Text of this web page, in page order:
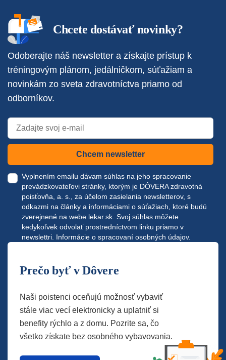
Chcete dostávať novinky?
Odoberajte náš newsletter a získajte prístup k
tréningovým plánom, jedálničkom, súťažiam a
novinkám zo sveta zdravotníctva priamo od
odborníkov.
Chcem newsletter
Vyplnením emailu dávam súhlas na jeho spracovanie
prevádzkovateľovi stránky, ktorým je DÔVERA zdravotná
poisťovňa, a. s., za účelom zasielania newsletterov, s
odkazmi na články a informáciami o súťažiach, ktoré budú
zverejnené na webe lekar.sk . Svoj súhlas môžete
kedykoľvek odvolať prostredníctvom linku priamo v
newslettri. Informácie o spracovaní osobných údajov.
Prečo byť v Dôvere
Naši poistenci oceňujú možnosť vybaviť
stále viac vecí elektronicky a uplatniť si
benefity rýchlo a z domu. Pozrite sa, čo
všetko získate bez osobného vybavovania.